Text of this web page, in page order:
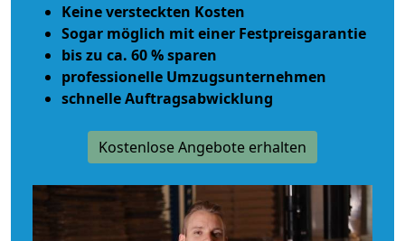
Keine versteckten Kosten
Sogar möglich mit einer Festpreisgarantie
bis zu ca. 60 % sparen
professionelle Umzugsunternehmen
schnelle Auftragsabwicklung
Kostenlose Angebote erhalten